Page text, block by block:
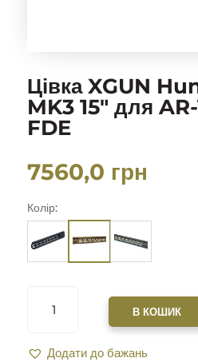
Цівка XGUN
MK3 15″ для
FDE
7560,0 грн
Колір:
XGUN
15"
В КОШИК
Додати до бажань